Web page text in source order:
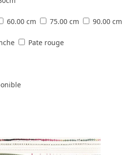
60.00 cm 75.00 cm 90.00 cm
Pate rouge